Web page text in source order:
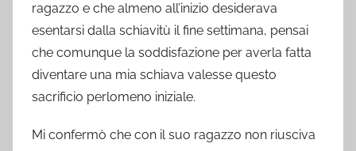
ragazzo e che almeno all’inizio desiderava
esentarsi dalla schiavitù il fine settimana, pensai
che comunque la soddisfazione per averla fatta
diventare una mia schiava valesse questo
sacrificio perlomeno iniziale.
Mi confermò che con il suo ragazzo non riusciva